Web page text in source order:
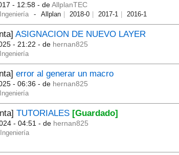
- 12:58 - deAllplanTEC
Allplan 2018-0 2017-1 2016-1
ASIGNACION DE NUEVO LAYER
- 21:22 - de hernan825
error al generar un macro
- 06:36 - de hernan825
TUTORIALES [Guardado]
- 04:51 - de hernan825